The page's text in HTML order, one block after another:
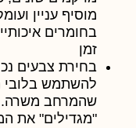
מוסיף עניין
בחומרים
זמן
בחירת צבעים
להשתמש בלובי
שהמרחב משרה.
"מגדילים" את